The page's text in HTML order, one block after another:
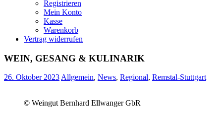
Registrieren
Mein Konto
Kasse
Warenkorb
Vertrag widerrufen
WEIN, GESANG & KULINARIK
26. Oktober 2023Allgemein, News, Regional, Remstal-Stuttgart
© Weingut Bernhard Ellwanger GbR